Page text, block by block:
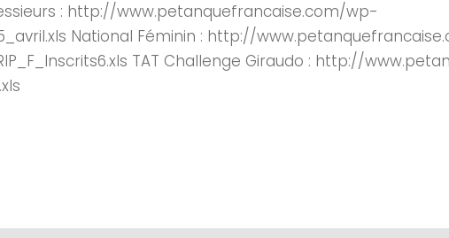
: http://www.petanquefrancaise.com/wp-
National Féminin : http://
TAT Challenge Giraudo : http://